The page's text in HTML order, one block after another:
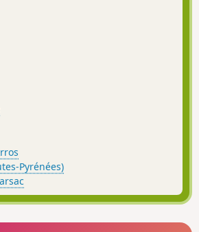
Pyrénées)